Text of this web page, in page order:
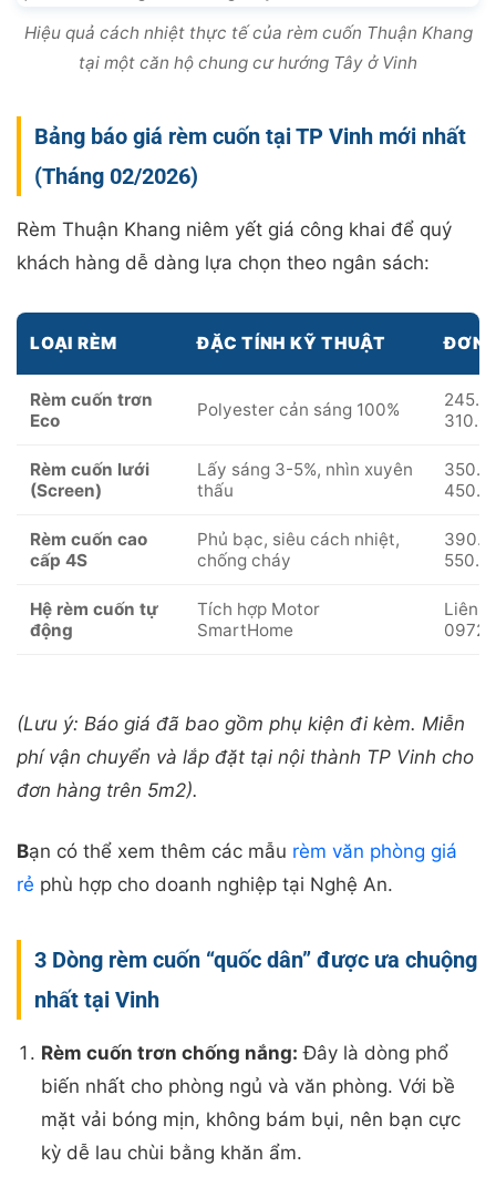
Hiệu quả cách nhiệt thực tế của rèm cuốn Thuận Khang
tại một căn hộ chung cư hướng Tây ở Vinh
Bảng báo giá rèm cuốn tại TP Vinh mới nhất
(Tháng 02/2026)
Rèm Thuận Khang niêm yết giá công khai để quý
khách hàng dễ dàng lựa chọn theo ngân sách:
LOẠI RÈM ĐẶC TÍNH KỸ THUẬT ĐƠN
Rèm cuốn trơn
Eco
Polyester cản sáng 100%
Rèm cuốn lưới
(Screen)
Lấy sáng 3-5%, nhìn xuyên
thấu
Rèm cuốn cao
cấp 4S
Phủ bạc, siêu cách nhiệt,
chống cháy
Hệ rèm cuốn tự
động
Tích hợp Motor
SmartHome
Liên
(Lưu ý: Báo giá đã bao gồm phụ kiện đi kèm. Miễn
phí vận chuyển và lắp đặt tại nội thành TP Vinh cho
đơn hàng trên 5m2).
Bạn có thể xem thêm các mẫu rèm văn phòng giá
rẻ phù hợp cho doanh nghiệp tại Nghệ An.
3 Dòng rèm cuốn “quốc dân” được ưa chuộng
nhất tại Vinh
Rèm cuốn trơn chống nắng: Đây là dòng phổ
biến nhất cho phòng ngủ và văn phòng. Với bề
mặt vải bóng mịn, không bám bụi, nên bạn cực
kỳ dễ lau chùi bằng khăn ẩm.